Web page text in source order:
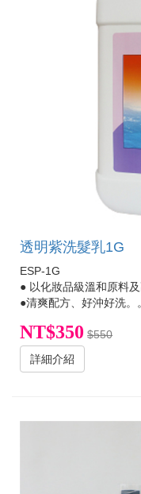
透明紫洗髮乳1G
ESP-1G
● 以化妝品級溫和原料
●清爽配方、好沖好洗。
NT$350 $550
詳細介紹